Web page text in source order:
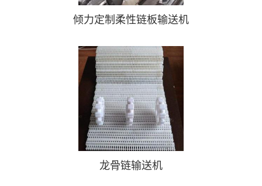
倾力定制柔性链板输送机
龙骨链输送机